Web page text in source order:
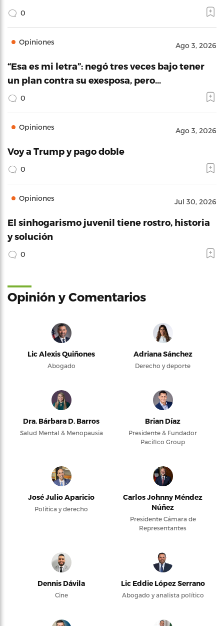
0
Opiniones Ago 3, 2026
“Esa es mi letra”: negó tres veces bajo tener
un plan contra su exesposa, pero…
0
Opiniones Ago 3, 2026
Voy a Trump y pago doble
0
Opiniones Jul 30, 2026
El sinhogarismo juvenil tiene rostro, historia
y solución
0
Opinión y Comentarios
Lic Alexis Quiñones
Abogado
Adriana Sánchez
Derecho y deporte
Dra. Bárbara D. Barros
Salud Mental & Menopausia
Brian Díaz
Presidente & Fundador
Pacifico Group
José Julio Aparicio
Política y derecho
Carlos Johnny Méndez
Núñez
Presidente Cámara de
Representantes
Dennis Dávila
Cine
Lic Eddie López Serrano
Abogado y analista político